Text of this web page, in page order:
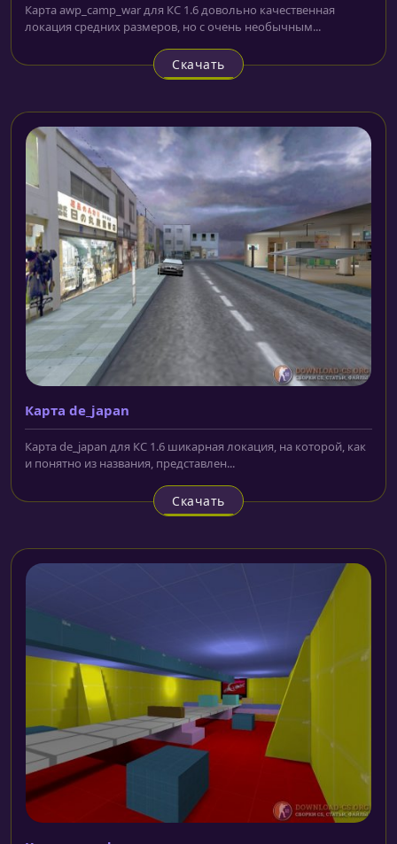
Карта awp_camp_war для КС 1.6 довольно качественная
локация средних размеров, но с очень необычным...
Скачать
Карта de_japan
Карта de_japan для КС 1.6 шикарная локация, на которой, как
и понятно из названия, представлен...
Скачать